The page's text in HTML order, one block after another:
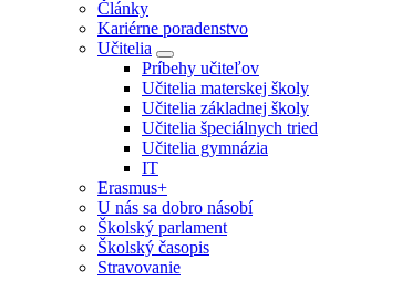
Články
Kariérne poradenstvo
Učitelia
Príbehy učiteľov
Učitelia materskej školy
Učitelia základnej školy
Učitelia špeciálnych tried
Učitelia gymnázia
IT
Erasmus+
U nás sa dobro násobí
Školský parlament
Školský časopis
Stravovanie